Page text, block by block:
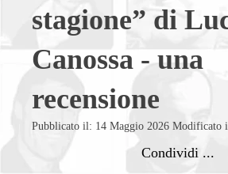
stagione” di
Canossa - una
recensione
Pubblicato il: 14 Maggio 2026 Modificato
Condividi ...